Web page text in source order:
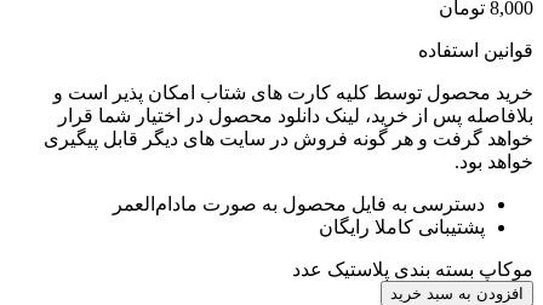
8,000 تومان
قوانین استفاده
خرید محصول توسط کلیه کارت های شتاب امکان پذیر است و
بلافاصله پس از خرید، لینک دانلود محصول در اختیار شما قرار
خواهد گرفت و هر گونه فروش در سایت های دیگر قابل پیگیری
خواهد بود.
دسترسی به فایل محصول به صورت مادام‌العمر
پشتیبانی کاملا رایگان
موکاپ بسته بندی پلاستیک عدد
افزودن به سبد خرید